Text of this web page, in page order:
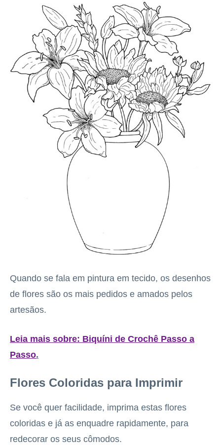
Quando se fala em pintura em tecido, os desenhos
de flores são os mais pedidos e amados pelos
artesãos.
Leia mais sobre: Biquíni de Crochê Passo a
Passo.
Flores Coloridas para Imprimir
Se você quer facilidade, imprima estas flores
coloridas e já as enquadre rapidamente, para
redecorar os seus cômodos.